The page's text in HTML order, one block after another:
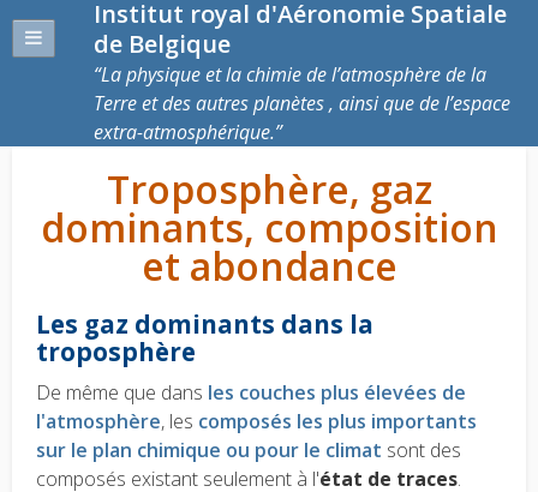
Institut royal d'Aéronomie Spatiale
de Belgique
La physique et la chimie de l’atmosphère de la
Terre et des autres planètes , ainsi que de l’espace
extra-atmosphérique.
Troposphère, gaz
dominants, composition
et abondance
Les gaz dominants dans la
troposphère
De même que dans les couches plus élevées de
l'atmosphère, les composés les plus importants
sur le plan chimique ou pour le climat sont des
composés existant seulement à l'état de traces.